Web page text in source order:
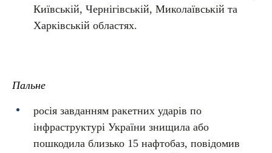
Київській, Чернігівській, Миколаївській та
Харківській областях.
Пальне
росія завданням ракетних ударів по
інфраструктурі України знищила або
пошкодила близько 15 нафтобаз, повідомив